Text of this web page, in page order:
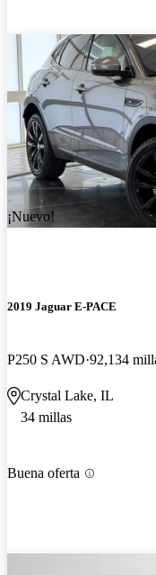
¡Nuevo!
2019 Jaguar E-PACE
P250 S AWD 92,134
Crystal Lake, IL
34 millas
Buena oferta